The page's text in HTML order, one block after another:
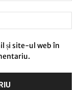
și site-ul web în